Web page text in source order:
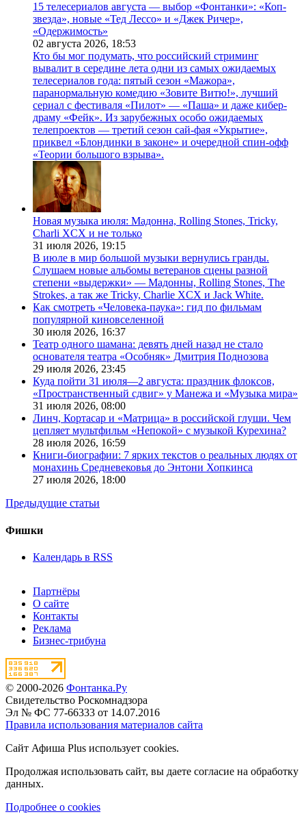
15 телесериалов августа — выбор «Фонтанки»: «Коп-
звезда», новые «Тед Лессо» и «Джек Ричер»,
«Одержимость»
02 августа 2026, 18:53
Кто бы мог подумать, что российский стриминг
вывалит в середине лета одни из самых ожидаемых
телесериалов года: пятый сезон «Мажора»,
паранормальную комедию «Зовите Витю!», лучший
сериал с фестиваля «Пилот» — «Паша» и даже кибер-
драму «Фейк». Из зарубежных особо ожидаемых
телепроектов — третий сезон сай-фая «Укрытие»,
приквел «Блондинки в законе» и очередной спин-офф
«Теории большого взрыва».
Новая музыка июля: Мадонна, Rolling Stones, Tricky,
Charli XCX и не только
31 июля 2026, 19:15
В июле в мир большой музыки вернулись гранды.
Слушаем новые альбомы ветеранов сцены разной
степени «выдержки» — Мадонны, Rolling Stones, The
Strokes, а так же Tricky, Charlie XCX и Jack White.
Как смотреть «Человека-паука»: гид по фильмам
популярной киновселенной
30 июля 2026, 16:37
Театр одного шамана: девять дней назад не стало
основателя театра «Особняк» Дмитрия Поднозова
29 июля 2026, 23:45
Куда пойти 31 июля—2 августа: праздник флоксов,
«Пространственный сдвиг» у Манежа и «Музыка мира»
31 июля 2026, 08:00
Линч, Кортасар и «Матрица» в российской глуши. Чем
цепляет мультфильм «Непокой» с музыкой Курехина?
28 июля 2026, 16:59
Книги-биографии: 7 ярких текстов о реальных людях от
монахинь Средневековья до Энтони Хопкинса
27 июля 2026, 18:00
Предыдущие статьи
Фишки
Календарь в RSS
Партнёры
О сайте
Контакты
Реклама
Бизнес-трибуна
© 2000-2026 Фонтанка.Ру
Свидетельство Роскомнадзора
Эл № ФС 77-66333 от 14.07.2016
Правила использования материалов сайта
Сайт Афиша Plus использует cookies.
Продолжая использовать сайт, вы даете согласие на обработку
данных.
Подробнее о cookies